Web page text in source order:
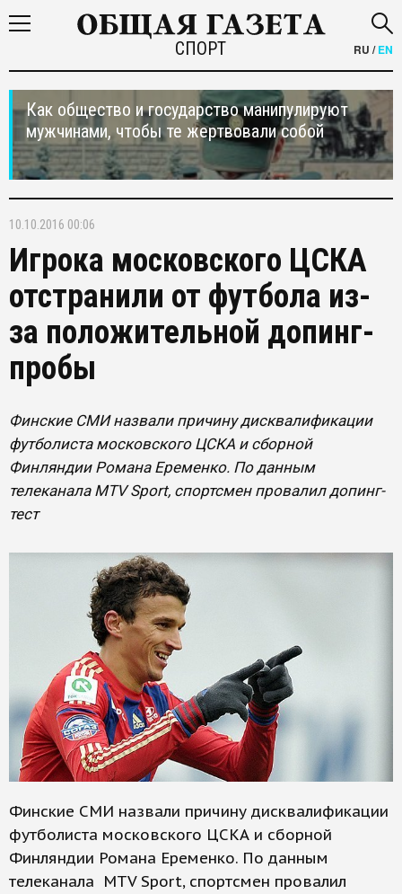
СПОРТ RU /EN
Как общество и государство манипулируют
мужчинами, чтобы те жертвовали собой
10.10.2016 00:06
Игрока московского ЦСКА
отстранили от футбола из-
за положительной допинг-
пробы
Финские СМИ назвали причину дисквалификации
футболиста московского ЦСКА и сборной
Финляндии Романа Еременко. По данным
телеканала MTV Sport, спортсмен провалил допинг-
тест
Финские СМИ назвали причину дисквалификации
футболиста московского ЦСКА и сборной
Финляндии Романа Еременко. По данным
телеканала MTV Sport, спортсмен провалил